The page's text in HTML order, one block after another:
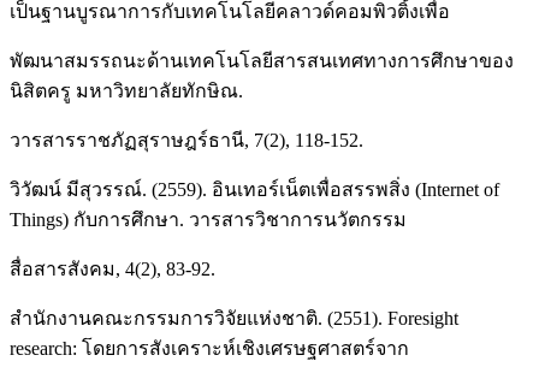
เป็นฐานบูรณาการกับเทคโนโลยีคลาวด์คอมพิวติ้งเพื่อ
พัฒนาสมรรถนะด้านเทคโนโลยีสารสนเทศทางการศึกษาของ
นิสิตครู มหาวิทยาลัยทักษิณ.
วารสารราชภัฏสุราษฎร์ธานี, 7(2), 118-152.
วิวัฒน์ มีสุวรรณ์. (2559). อินเทอร์เน็ตเพื่อสรรพสิ่ง (Internet of
Things) กับการศึกษา. วารสารวิชาการนวัตกรรม
สื่อสารสังคม, 4(2), 83-92.
สำนักงานคณะกรรมการวิจัยแห่งชาติ. (2551). Foresight
research: โดยการสังเคราะห์เชิงเศรษฐศาสตร์จาก